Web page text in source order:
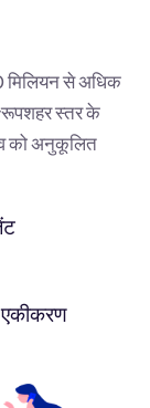
मिलियन से अधिक
रूपशहर स्तर के
को अनुकूलित